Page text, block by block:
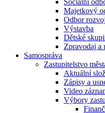
Sociální
Majetkový
Odbor
Výstavba
Dětské
Zpravodaj a
Samospráva
Zastupitelstvo
Aktuální
Zápisy a
Video
Výbory